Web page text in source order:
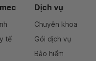
tế
Dịch vụ
Chuyên khoa
Gói dịch vụ
Bảo hiểm